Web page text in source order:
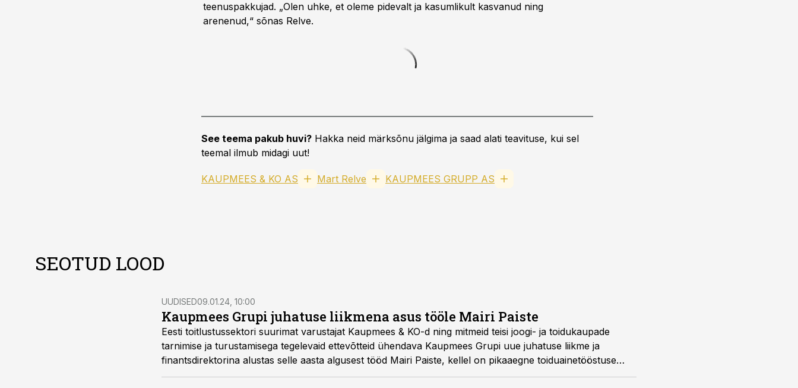
teenuspakkujad. „Olen uhke, et oleme pidevalt ja kasumlikult kasvanud ning
arenenud,“ sõnas Relve.
See teema pakub huvi? Hakka neid märksõnu jälgima ja saad alati teavituse, kui sel
teemal ilmub midagi uut!
KAUPMEES & KO AS Mart Relve KAUPMEES GRUPP AS
SEOTUD LOOD
UUDISED09.01.24, 10:00
Kaupmees Grupi juhatuse liikmena asus tööle Mairi Paiste
Eesti toitlustussektori suurimat varustajat Kaupmees & KO-d ning mitmeid teisi joogi- ja toidukaupade
tarnimise ja turustamisega tegelevaid ettevõtteid ühendava Kaupmees Grupi uue juhatuse liikme ja
finantsdirektorina alustas selle aasta algusest tööd Mairi Paiste, kellel on pikaaegne toiduainetööstuse
ettevõtete juhtimise kogemus.